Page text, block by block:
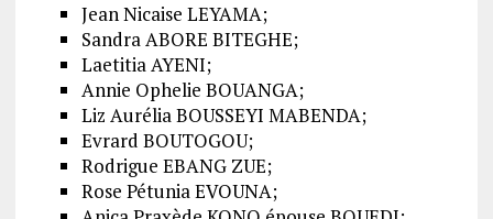
Jean Nicaise LEYAMA;
Sandra ABORE BITEGHE;
Laetitia AYENI;
Annie Ophelie BOUANGA;
Liz Aurélia BOUSSEYI MABENDA;
Evrard BOUTOGOU;
Rodrigue EBANG ZUE;
Rose Pétunia EVOUNA;